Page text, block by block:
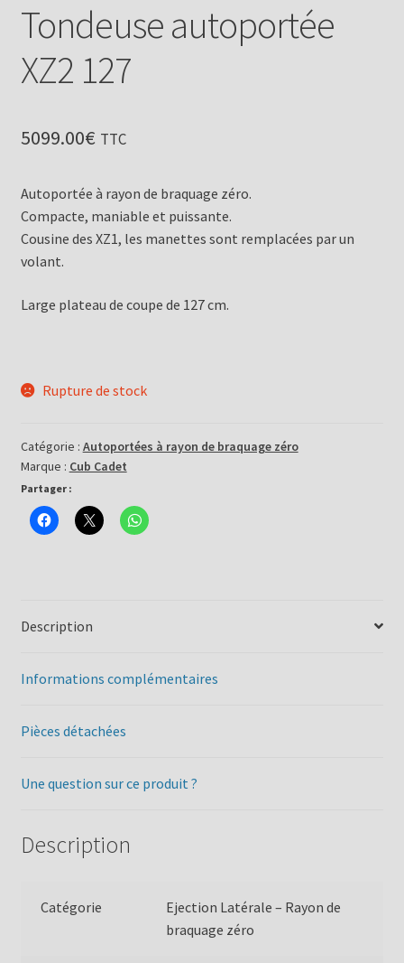
Tondeuse autoportée
XZ2 127
5099.00€ TTC
Autoportée à rayon de braquage zéro.
Compacte, maniable et puissante.
Cousine des XZ1, les manettes sont remplacées par un
volant.
Large plateau de coupe de 127 cm.
Rupture de stock
Catégorie : Autoportées à rayon de braquage zéro
Marque : Cub Cadet
Partager :
Description
Informations complémentaires
Pièces détachées
Une question sur ce produit ?
Description
Catégorie
Ejection Latérale – Rayon de
braquage zéro